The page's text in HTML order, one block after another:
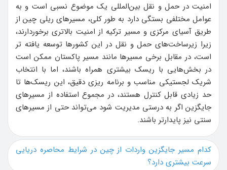
امنیت در حمل ‌و نقل بین‌المللی یک موضوع نسبی است و به
عوامل مختلفی بستگی دارد به طور کلی، مسیرهای ریلی چین از
طریق آسیای مرکزی و مسیر ترکیه از امنیت بالاتری برخوردارند،
زیرا زیرساخت‌های حمل ‌و نقل در این کشورها توسعه ‌یافته ‌تر
است، در مقابل برخی مسیرها مانند مسیر پاکستان ممکن است
در بخش‌هایی با ریسک بیشتری همراه باشند، اما با انتخاب
شریک لجستیکی مناسب و برنامه ‌ریزی دقیق، این ریسک‌ها تا
حد زیادی قابل کنترل هستند، در مجموع استفاده از مسیرهای
جایگزین اگر به‌ درستی مدیریت شود می‌تواند حتی از مسیرهای
سنتی نیز پایدارتر باشند.
کدام مسیر جایگزین واردات از چین در شرایط محاصره دریایی
سرعت بیشتری دارد؟